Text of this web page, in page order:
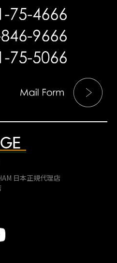
日本正規代理店